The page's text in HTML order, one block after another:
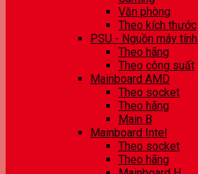
Văn phòng
Theo kích thước
PSU - Nguồn máy tính
Theo hãng
Theo công suất
Mainboard AMD
Theo socket
Theo hãng
Main B
Mainboard Intel
Theo socket
Theo hãng